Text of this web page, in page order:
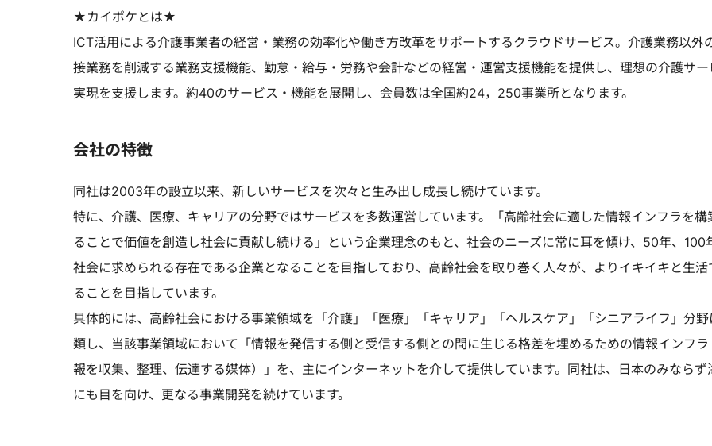
★カイポケとは★
ICT活用による介護事業者の経営・業務の効率化や働き方改革をサポートするクラウドサービス。介護業務以外
接業務を削減する業務支援機能、勤怠・給与・労務や会計などの経営・運営支援機能を提供し、理想の介護サー
実現を支援します。約40のサービス・機能を展開し、会員数は全国約24，250事業所となります。
会社の特徴
同社は2003年の設立以来、新しいサービスを次々と生み出し成長し続けています。
特に、介護、医療、キャリアの分野ではサービスを多数運営しています。「高齢社会に適した情報インフラを構
ることで価値を創造し社会に貢献し続ける」という企業理念のもと、社会のニーズに常に耳を傾け、50年、100
社会に求められる存在である企業となることを目指しており、高齢社会を取り巻く人々が、よりイキイキと生活
ることを目指しています。
具体的には、高齢社会における事業領域を「介護」「医療」「キャリア」「ヘルスケア」「シニアライフ」分野
類し、当該事業領域において「情報を発信する側と受信する側との間に生じる格差を埋めるための情報インフラ
報を収集、整理、伝達する媒体）」を、主にインターネットを介して提供しています。同社は、日本のみならず
にも目を向け、更なる事業開発を続けています。